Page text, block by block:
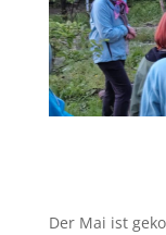
Der Mai ist